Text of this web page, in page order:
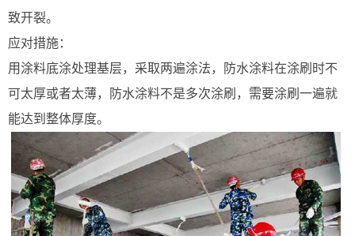
致开裂。
应对措施：
用涂料底涂处理基层，采取两遍涂法，防水涂料在涂刷时不
可太厚或者太薄，防水涂料不是多次涂刷，需要涂刷一遍就
能达到整体厚度。